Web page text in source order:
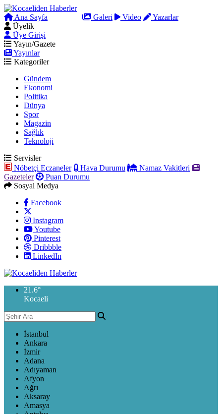
Ana Sayfa Galeri Video
Yazarlar
Üyelik
Üye Girişi
Yayın/Gazete
Yayınlar
Kategoriler
Gündem
Ekonomi
Politika
Dünya
Spor
Magazin
Sağlık
Teknoloji
Servisler
Nöbetçi Eczaneler
Hava Durumu
Namaz Vakitleri
Gazeteler
Puan Durumu
Sosyal Medya
Facebook
Instagram
Youtube
Pinterest
Dribbble
LinkedIn
21.6°
Kocaeli
İstanbul
Ankara
İzmir
Adana
Adıyaman
Afyon
Ağrı
Aksaray
Amasya